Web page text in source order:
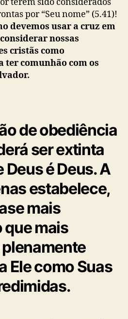
por “Seu nome” (5.41)!
devemos usar a cruz em
nossas
cristãs como
comunhão com os
de obediência
ser extinta
Deus é Deus. A
estabelece,
mais
que mais
Ele como Suas